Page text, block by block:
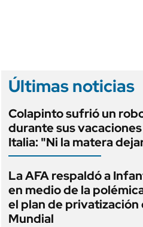
Últimas noticias
Colapinto sufrió un
durante sus
Italia: "Ni la matera
La AFA respaldó a
en medio de la
el plan de privatización
Mundial